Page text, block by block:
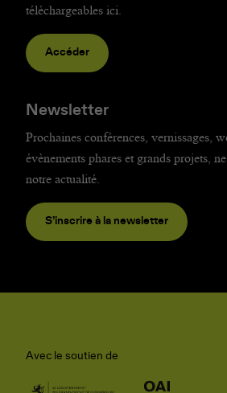
téléchargeables ici.
Accéder
Newsletter
Prochaines conférences, vernissages,
évènements phares et grands projets,
notre actualité.
S’inscrire à la newsletter
Avec le soutien de